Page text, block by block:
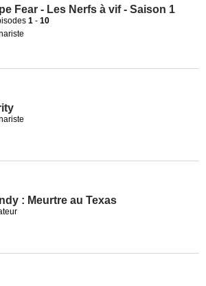
Fear - Les Nerfs à vif - Saison 1
1 - 10
: Meurtre au Texas